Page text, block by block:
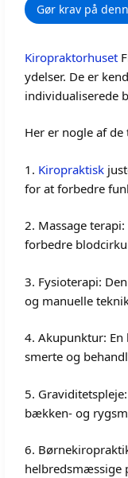
Gør krav på
Kiropraktorhuset
ydelser. De er
individualiserede
Her er nogle af
1. Kiropraktisk
for at forbedre
2. Massage
forbedre
3. Fysioterapi:
og manuelle
4. Akupunktur:
smerte og
5.
bækken- og
6.
helbredsmæssige